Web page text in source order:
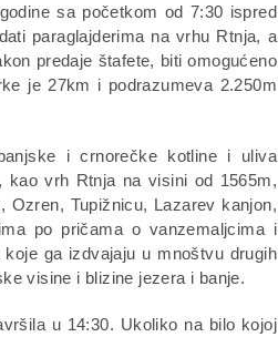
sa početkom od 7:30 ispred
paraglajderima na vrhu Rtnja, a
predaje štafete, biti omogućeno
je 27km i podrazumeva 2.250m
i crnorečke kotline i uliva
kao vrh Rtnja na visini od 1565m,
Ozren, Tupižnicu, Lazarev kanjon,
po pričama o vanzemaljcima i
ga izdvajaju u mnoštvu drugih
visine i blizine jezera i banje.
u 14:30. Ukoliko na bilo kojoj